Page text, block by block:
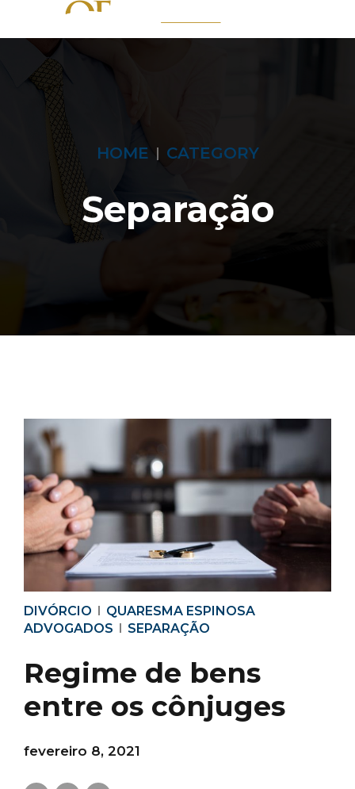
HOME CATEGORY
Separação
DIVÓRCIO
QUARESMA ESPINOSA
ADVOGADOS
SEPARAÇÃO
Regime de bens
entre os cônjuges
fevereiro 8, 2021